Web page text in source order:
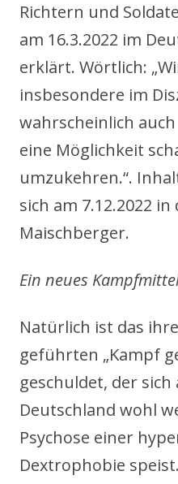
Richtern und
am 16.3.2022 im
erklärt. Wörtlich:
insbesondere im
wahrscheinlich
eine Möglichkeit
umzukehren.“.
sich am 7.12.2022
Maischberger.
Ein neues
Natürlich ist das
geführten „Kampf
geschuldet, der sich
Deutschland wohl
Psychose einer
Dextrophobie